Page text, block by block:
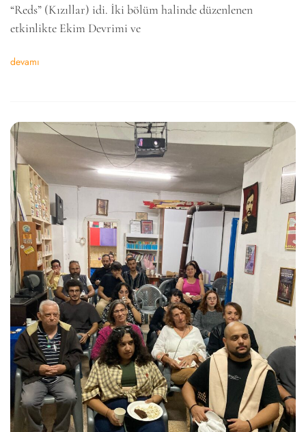
“Reds” (Kızıllar) idi. İki bölüm halinde düzenlenen
etkinlikte Ekim Devrimi ve
devamı